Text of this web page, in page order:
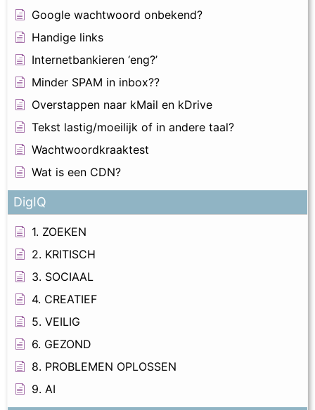
Google wachtwoord onbekend?
Handige links
Internetbankieren ‘eng?’
Minder SPAM in inbox??
Overstappen naar kMail en kDrive
Tekst lastig/moeilijk of in andere taal?
Wachtwoordkraaktest
Wat is een CDN?
DigIQ
1. ZOEKEN
2. KRITISCH
3. SOCIAAL
4. CREATIEF
5. VEILIG
6. GEZOND
8. PROBLEMEN OPLOSSEN
9. AI